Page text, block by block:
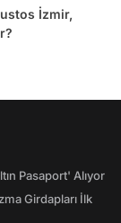
İzmir,
Pasaport' Alıyor
Girdapları İlk